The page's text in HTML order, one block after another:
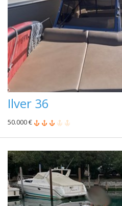
Ilver 36
50.000 €